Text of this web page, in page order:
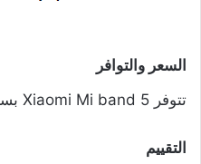
السعر والتوافر
تتوفر Xiaomi Mi band 5 بسعر
التقييم